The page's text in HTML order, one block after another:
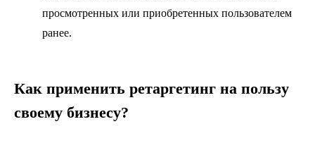
просмотренных или приобретенных пользователем
ранее.
Как применить ретаргетинг на пользу
своему бизнесу?